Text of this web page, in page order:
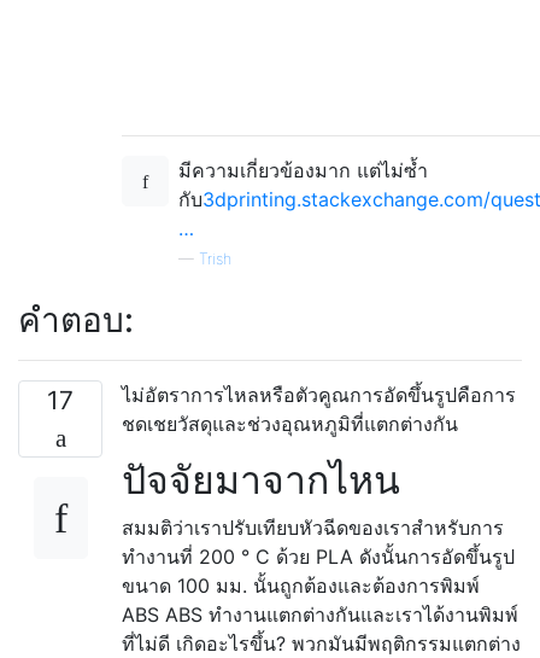
มีความเกี่ยวข้องมาก แต่ไม่ซ้ำ
กับ3dprinting.stackexchange.com/
…
— Trish
คำตอบ:
17
ไม่อัตราการไหลหรือตัวคูณการอัดขึ้นรูปคือการ
ชดเชยวัสดุและช่วงอุณหภูมิที่แตกต่างกัน
ปัจจัยมาจากไหน
สมมติว่าเราปรับเทียบหัวฉีดของเราสำหรับการ
ทำงานที่ 200 ° C ด้วย PLA ดังนั้นการอัดขึ้นรูป
ขนาด 100 มม. นั้นถูกต้องและต้องการพิมพ์
ABS ABS ทำงานแตกต่างกันและเราได้งานพิมพ์
ที่ไม่ดี เกิดอะไรขึ้น? พวกมันมีพฤติกรรมแตกต่าง